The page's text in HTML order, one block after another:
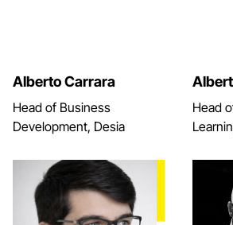
Alberto Carrara
Head of Business
Development, Desia
Head